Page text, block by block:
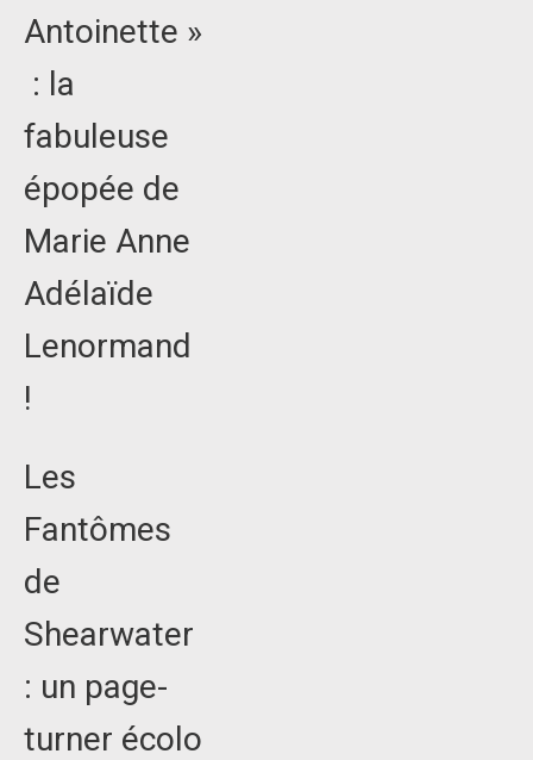
Antoinette »
: la
fabuleuse
épopée de
Marie Anne
Adélaïde
Lenormand
!
Les
Fantômes
de
Shearwater
: un page-
turner écolo